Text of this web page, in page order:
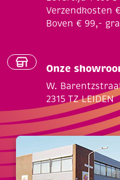
Verzendkosten
Boven € 99,-
Onze
W.
2315 TZ LEIDEN